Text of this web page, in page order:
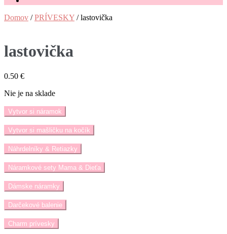
Domov /PRÍVESKY /lastovička
lastovička
0.50 €
Nie je na sklade
Vytvor si náramok
Vytvor si mašličku na kočík
Náhrdelníky & Retiazky
Náramkové sety Mama & Dieťa
Dámske náramky
Darčekové balenie
Charm prívesky